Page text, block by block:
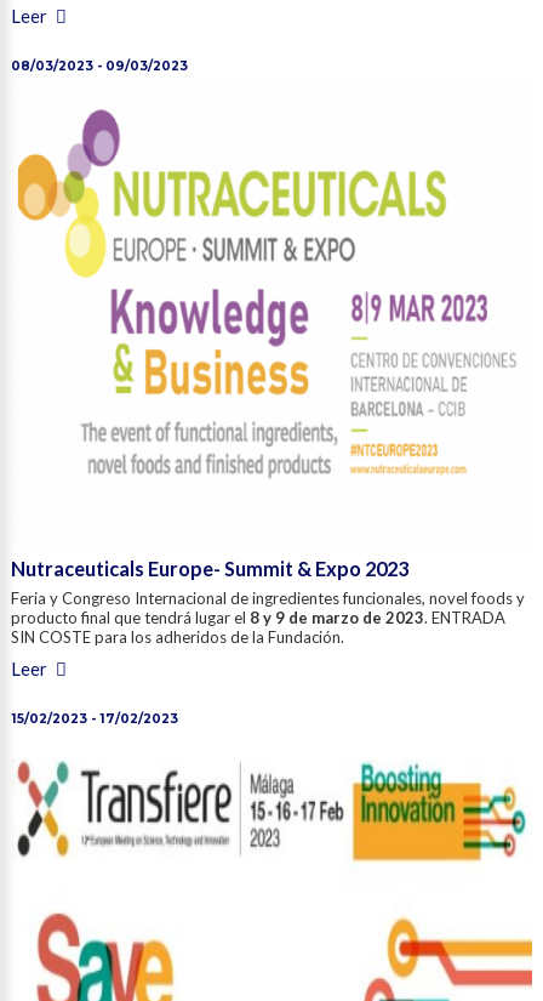
Leer
08/03/2023 - 09/03/2023
Nutraceuticals Europe- Summit & Expo 2023
Feria y Congreso Internacional de ingredientes funcionales, novel foods y
producto final que tendrá lugar el 8 y 9 de marzo de 2023. ENTRADA
SIN COSTE para los adheridos de la Fundación.
Leer
15/02/2023 - 17/02/2023